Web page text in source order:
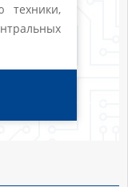
техники,